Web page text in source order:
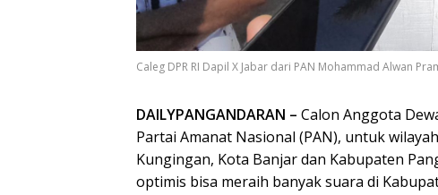
Caleg DPR RI Dapil X Jabar dari PAN Mohammad Alwan
DAILYPANGANDARAN – Calon Anggota
Partai Amanat Nasional (PAN), untuk
Kungingan, Kota Banjar dan Kabupaten
optimis bisa meraih banyak suara di